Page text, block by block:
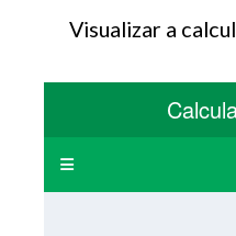
Visualizar a